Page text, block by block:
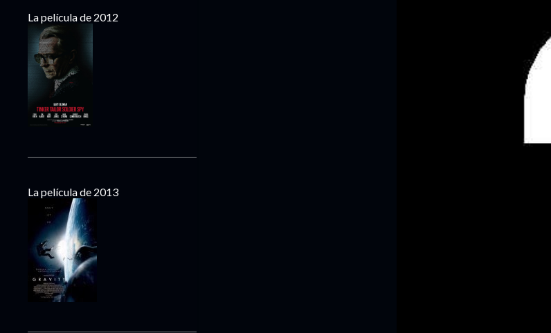
La película de 2012
La película de 2013